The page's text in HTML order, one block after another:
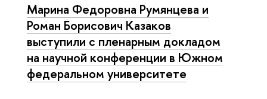
Марина Федоровна Румянцева и
Роман Борисович Казаков
выступили с пленарным докладом
на научной конференции в Южном
федеральном университете